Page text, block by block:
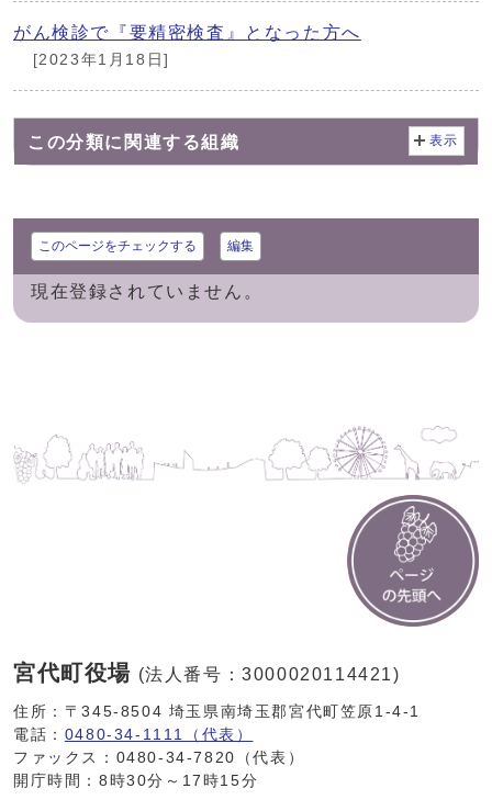
がん検診で『要精密検査』となった方へ
[2023年1月18日]
この分類に関連する組織 表示
このページをチェックする 編集
現在登録されていません。
宮代町役場 (法人番号：3000020114421)
住所：〒345-8504 埼玉県南埼玉郡宮代町笠原1-4-1
電話： 0480-34-1111（代表）
ファックス：0480-34-7820（代表）
開庁時間：8時30分～17時15分